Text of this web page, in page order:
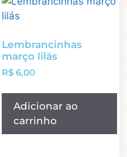
Lembrancinhas
março lilás
R$ 6,00
Adicionar ao
carrinho